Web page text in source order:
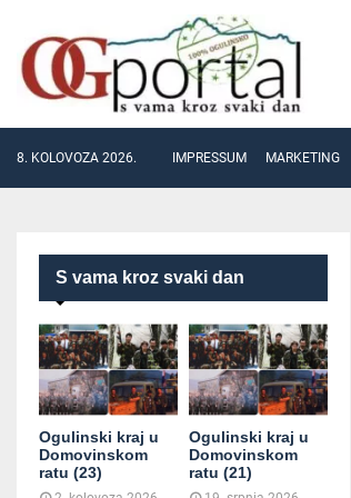
8. KOLOVOZA 2026. IMPRESSUM MARKETING
S vama kroz svaki dan
Ogulinski kraj u
Domovinskom
ratu (23)
Ogulinski kraj u
Domovinskom
ratu (21)